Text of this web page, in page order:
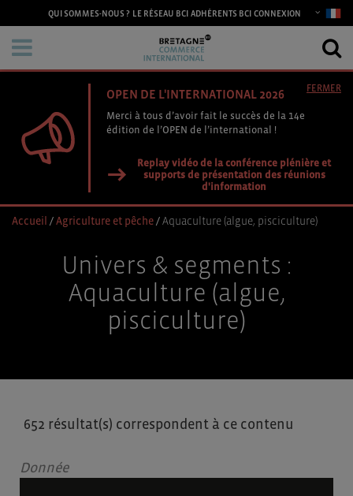
QUI SOMMES-NOUS ? LE RÉSEAU BCI ADHÉRENTS BCI CONNEXION
OPEN DE L'INTERNATIONAL 2026
Merci à tous d’avoir fait le succès de la 14e
édition de l’OPEN de l’international !
Replay vidéo de la conférence plénière et
supports de présentation des réunions
d'information
FERMER
Accueil /Agriculture et pêche/Aquaculture (algue, pisciculture)
Univers & segments :
Aquaculture (algue,
pisciculture)
652 résultat(s) correspondent à ce contenu
Donnée